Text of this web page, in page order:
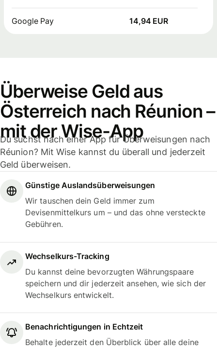
Google Pay 14,94 EUR
Überweise Geld aus
Österreich nach Réunion –
mit der Wise-App
Du suchst nach einer App für Überweisungen nach
Réunion? Mit Wise kannst du überall und jederzeit
Geld überweisen.
Günstige Auslandsüberweisungen
Wir tauschen dein Geld immer zum
Devisenmittelkurs um – und das ohne versteckte
Gebühren.
Wechselkurs-Tracking
Du kannst deine bevorzugten Währungspaare
speichern und dir jederzeit ansehen, wie sich der
Wechselkurs entwickelt.
Benachrichtigungen in Echtzeit
Behalte jederzeit den Überblick über alle deine